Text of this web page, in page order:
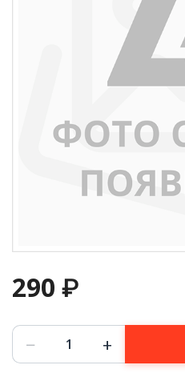
290 ₽
Количество
товара
Чип
− +